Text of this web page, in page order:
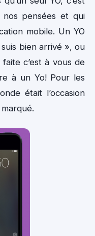
pensées et qui
mobile. Un YO
bien arrivé », ou
c’est à vous de
à un Yo! Pour les
était l’occasion